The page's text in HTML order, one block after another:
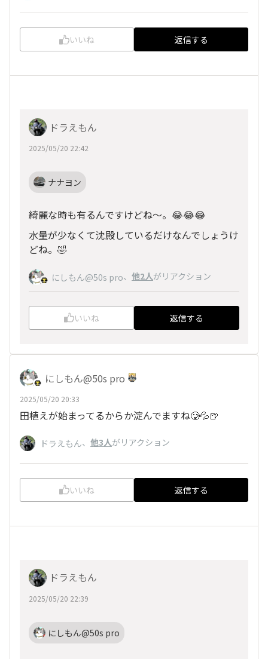
いいね 返信する
ドラえもん
2025/05/20 22:42
ナナヨン
綺麗な時も有るんですけどね〜。😂😂😂
水量が少なくて沈殿しているだけなんでしょうけ
どね。🤣
にしもん@50s pro、 他2人がリアクション
いいね 返信する
にしもん@50s pro
2025/05/20 20:33
田植えが始まってるからか淀んでますね🥲💦🍺
ドラえもん、 他3人がリアクション
いいね 返信する
ドラえもん
2025/05/20 22:39
にしもん@50s pro